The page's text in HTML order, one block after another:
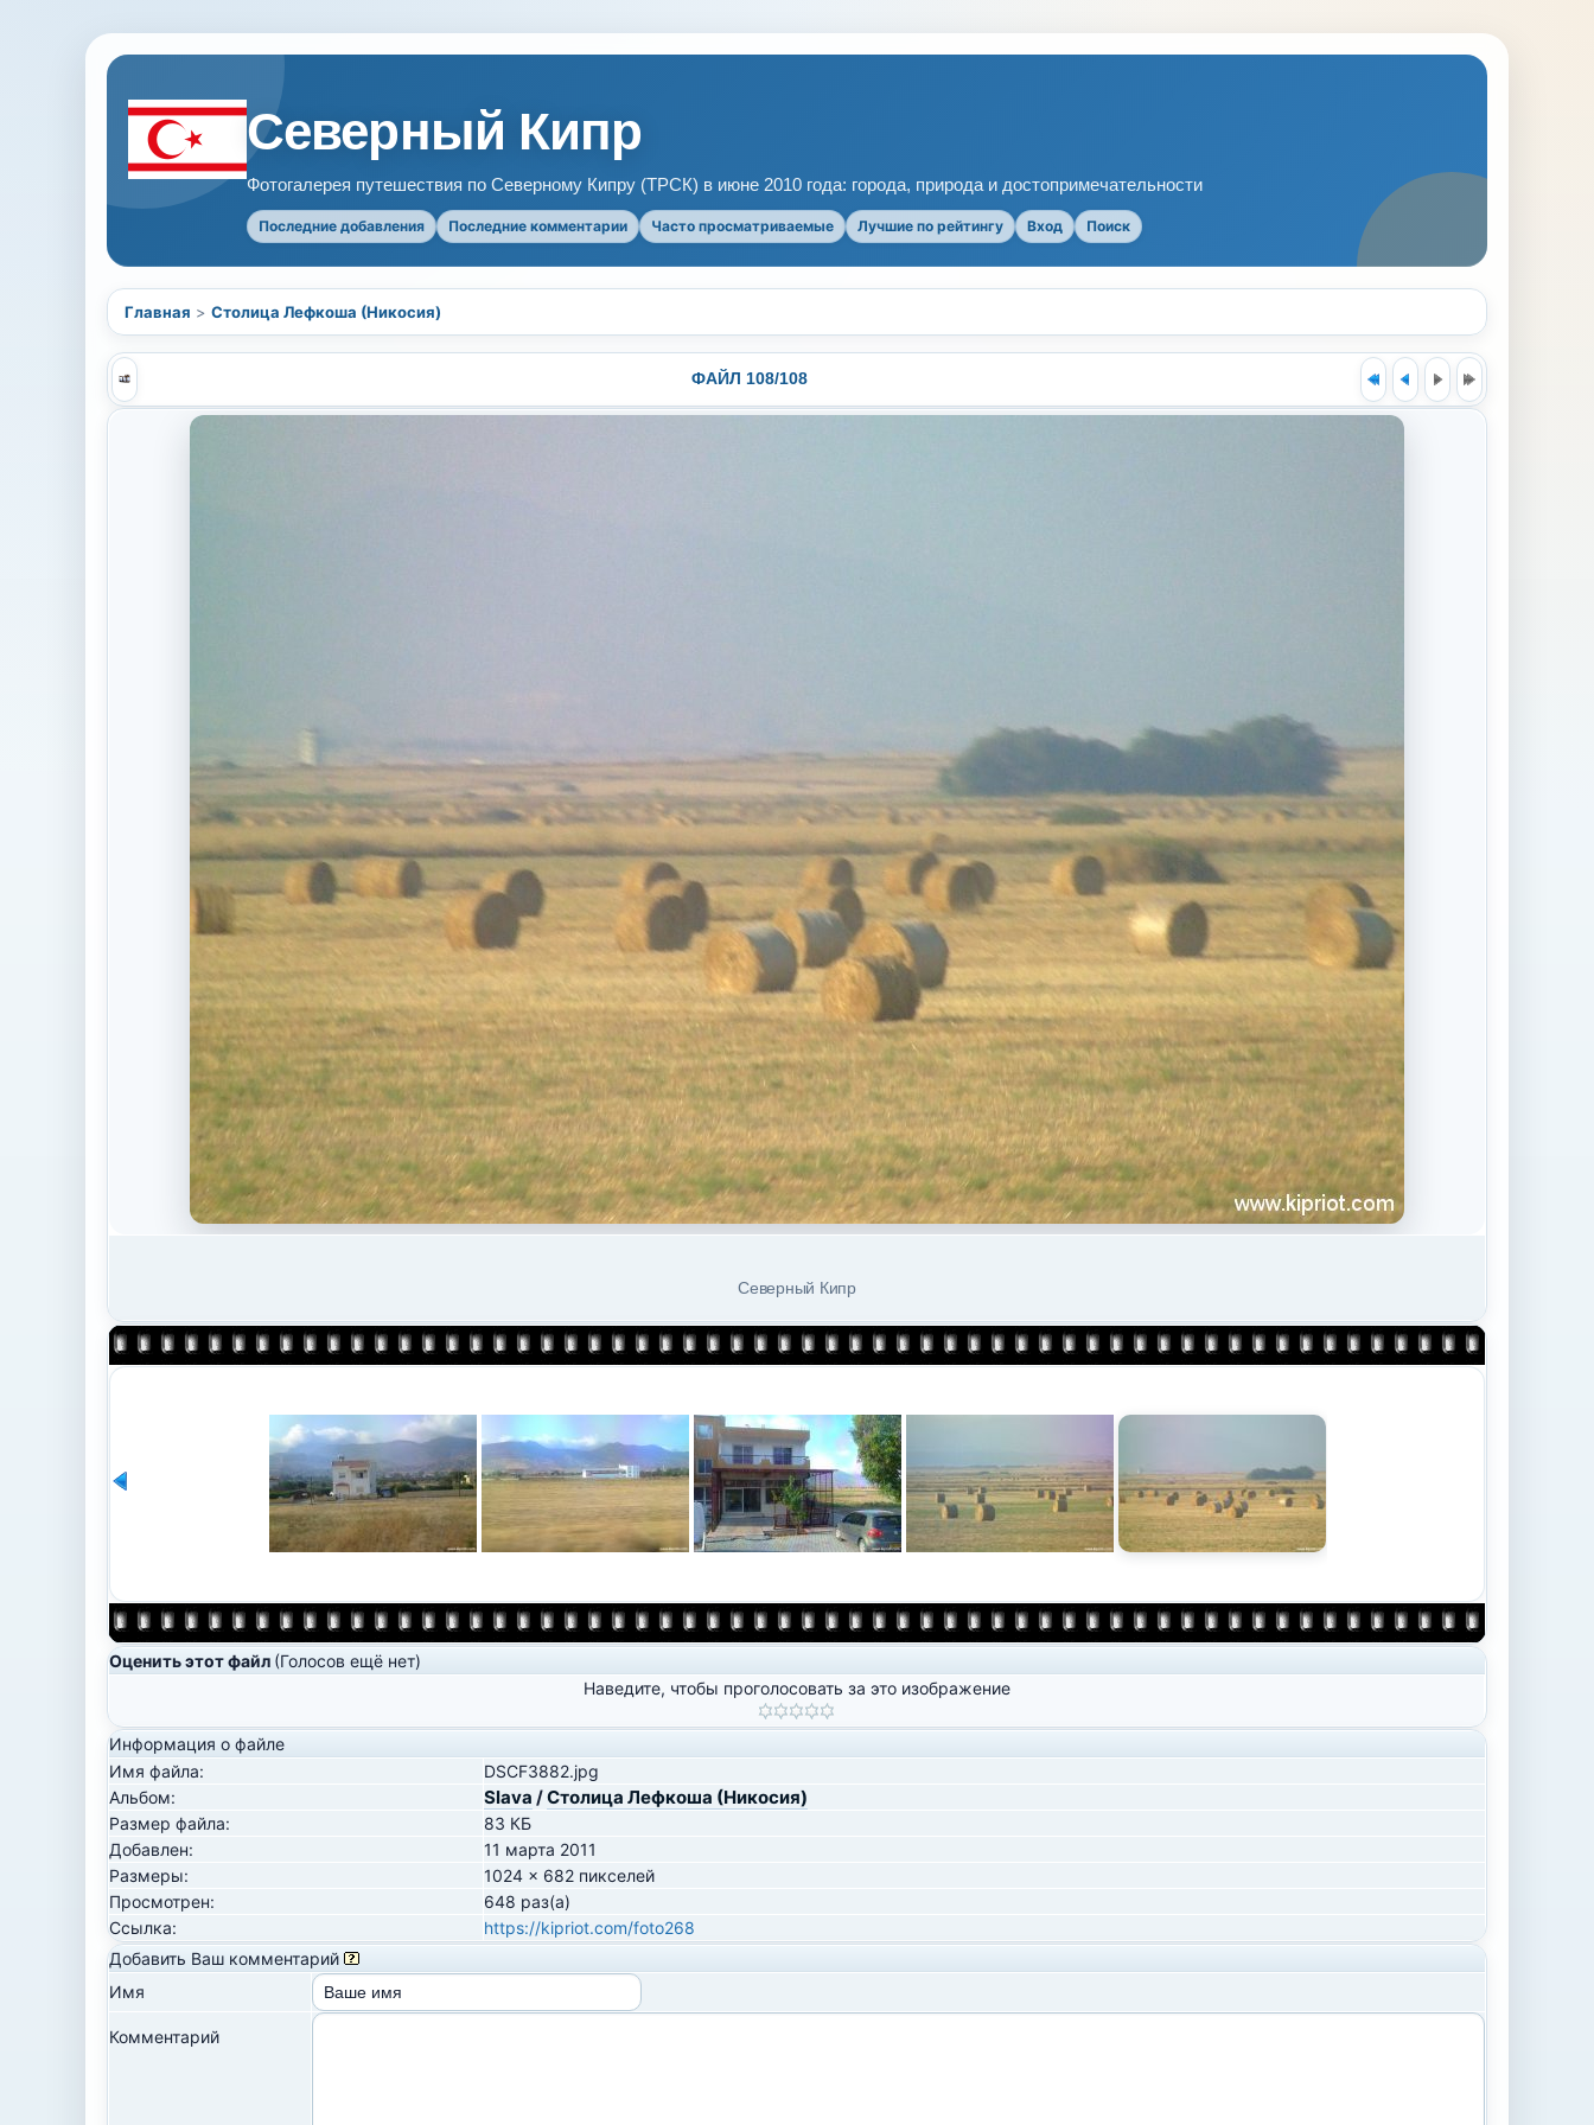
Северный Кипр
Фотогалерея путешествия по Северному Кипру (ТРСК) в июне 2010 года: города, природа и достопримечательности
Последние добавления Последние комментарии Часто просматриваемые Лучшие по рейтингу Вход Поиск
Главная > Столица Лефкоша (Никосия)
ФАЙЛ 108/108
Северный Кипр
Оценить этот файл (Голосов ещё нет)
Наведите, чтобы проголосовать за это изображение
Информация о файле
Имя файла:
DSCF3882.jpg
Альбом:
Slava /Столица Лефкоша (Никосия)
Размер файла:
83 КБ
Добавлен:
11 марта 2011
Размеры:
1024 x 682 пикселей
Просмотрен:
648 раз(а)
Ссылка:
https://kipriot.com/foto268
Добавить Ваш комментарий
Имя
Комментарий